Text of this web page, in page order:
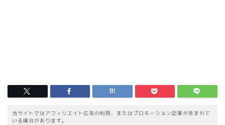
当サイトではアフィリエイト広告の利用、またはプロモーション記事が含まれて
いる場合があります。